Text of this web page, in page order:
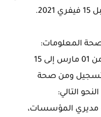
تتم عملية مراجعة المعلومات من 01 مارس إلى 15
من التسجيل ومن صحة
التالي:
مديري المؤسسات،